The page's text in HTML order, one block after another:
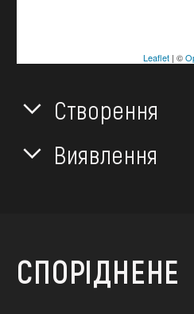
Leaflet| ©
Створення
Виявлення
СПОРІДНЕНЕ